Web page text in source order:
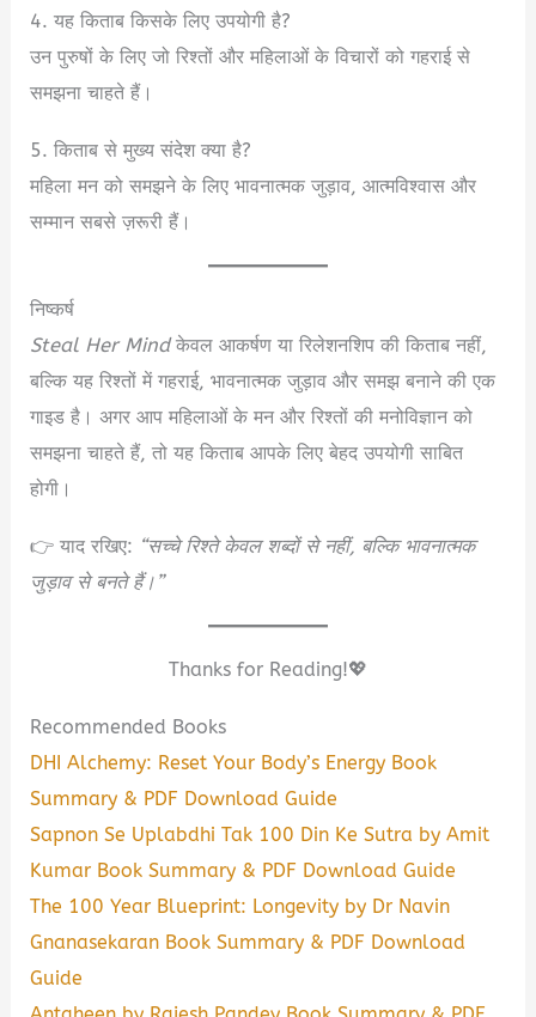
4. यह किताब किसके लिए उपयोगी है?
उन पुरुषों के लिए जो रिश्तों और महिलाओं के विचारों को गहराई से
समझना चाहते हैं।
5. किताब से मुख्य संदेश क्या है?
महिला मन को समझने के लिए भावनात्मक जुड़ाव, आत्मविश्वास और
सम्मान सबसे ज़रूरी हैं।
निष्कर्ष
Steal Her Mindकेवल आकर्षण या रिलेशनशिप की किताब नहीं,
बल्कि यह रिश्तों में गहराई, भावनात्मक जुड़ाव और समझ बनाने की एक
गाइड है। अगर आप महिलाओं के मन और रिश्तों की मनोविज्ञान को
समझना चाहते हैं, तो यह किताब आपके लिए बेहद उपयोगी साबित
होगी।
👉 याद रखिए: “सच्चे रिश्ते केवल शब्दों से नहीं, बल्कि भावनात्मक
जुड़ाव से बनते हैं।”
Thanks for Reading!💖
Recommended Books
DHI Alchemy: Reset Your Body’s Energy Book
Summary & PDF Download Guide
Sapnon Se Uplabdhi Tak 100 Din Ke Sutra by Amit
Kumar Book Summary & PDF Download Guide
The 100 Year Blueprint: Longevity by Dr Navin
Gnanasekaran Book Summary & PDF Download
Guide